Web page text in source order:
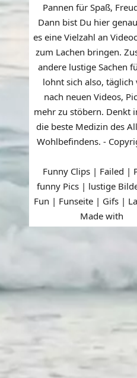
Pannen für Spaß,
Dann bist Du hier
es eine Vielzahl an
zum Lachen bringen.
andere lustige Sachen
lohnt sich also,
nach neuen Videos,
mehr zu stöbern. Denkt
die beste Medizin des
Wohlbefindens. -
Funny Clips | Failed |
funny Pics | lustige
Fun | Funseite | Gifs |
Made with